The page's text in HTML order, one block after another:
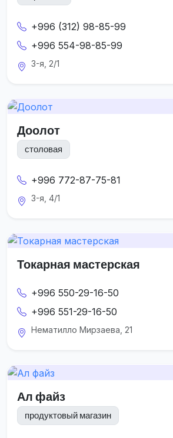
+996 (312) 98-85-99
+996 554-98-85-99
3-я, 2/1
Доолот
столовая
+996 772-87-75-81
3-я, 4/1
Токарная мастерская
+996 550-29-16-50
+996 551-29-16-50
Нематилло Мирзаева, 21
Ал файз
продуктовый магазин